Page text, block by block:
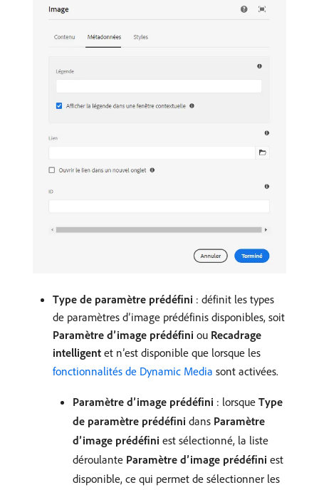
Type de paramètre prédéfini : définit les types
de paramètres d’image prédéfinis disponibles, soit
Paramètre d’image prédéfini ou Recadrage
intelligent et n’est disponible que lorsque les
fonctionnalités de Dynamic Media sont activées.
Paramètre d’image prédéfini : lorsque Type
de paramètre prédéfini dans Paramètre
d’image prédéfini est sélectionné, la liste
déroulante Paramètre d’image prédéfini est
disponible, ce qui permet de sélectionner les